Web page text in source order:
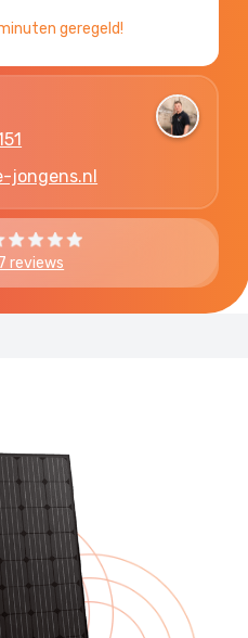
geregeld!
jongens.nl
reviews